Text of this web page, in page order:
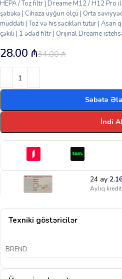
HEPA / Toz filtr | Dreame M12 / H12 Pro
şəbəkə | Cihaza uyğun ölçü | Orta
müddəti | Toz və hissəcikləri tutur | Asan
çəkili | 1 ədəd filtr | Orijinal Dreame
34.00₼
28.00 ₼
Səbətə
İndi
24 ay
Aylıq
Texniki göstəricilər
BREND